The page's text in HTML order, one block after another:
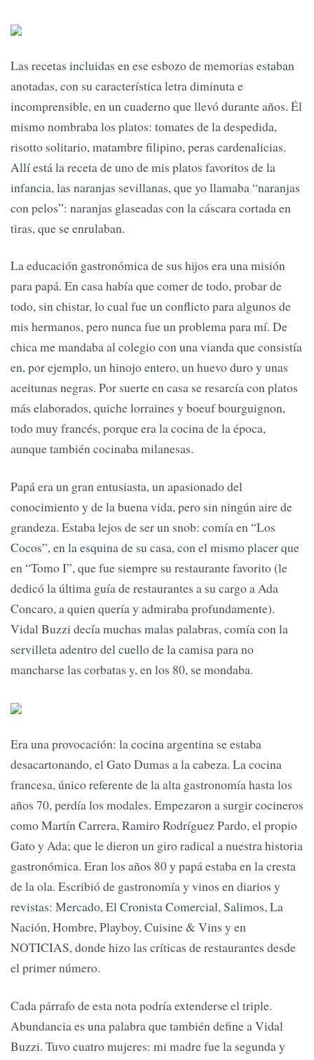
Las recetas incluidas en ese esbozo de memorias estaban
anotadas, con su característica letra diminuta e
incomprensible, en un cuaderno que llevó durante años. Él
mismo nombraba los platos: tomates de la despedida,
risotto solitario, matambre filipino, peras cardenalicias.
Allí está la receta de uno de mis platos favoritos de la
infancia, las naranjas sevillanas, que yo llamaba “naranjas
con pelos”: naranjas glaseadas con la cáscara cortada en
tiras, que se enrulaban.
La educación gastronómica de sus hijos era una misión
para papá. En casa había que comer de todo, probar de
todo, sin chistar, lo cual fue un conflicto para algunos de
mis hermanos, pero nunca fue un problema para mí. De
chica me mandaba al colegio con una vianda que consistía
en, por ejemplo, un hinojo entero, un huevo duro y unas
aceitunas negras. Por suerte en casa se resarcía con platos
más elaborados, quiche lorraines y boeuf bourguignon,
todo muy francés, porque era la cocina de la época,
aunque también cocinaba milanesas.
Papá era un gran entusiasta, un apasionado del
conocimiento y de la buena vida, pero sin ningún aire de
grandeza. Estaba lejos de ser un snob: comía en “Los
Cocos”, en la esquina de su casa, con el mismo placer que
en “Tomo I”, que fue siempre su restaurante favorito (le
dedicó la última guía de restaurantes a su cargo a Ada
Concaro, a quien quería y admiraba profundamente).
Vidal Buzzi decía muchas malas palabras, comía con la
servilleta adentro del cuello de la camisa para no
mancharse las corbatas y, en los 80, se mondaba.
Era una provocación: la cocina argentina se estaba
desacartonando, el Gato Dumas a la cabeza. La cocina
francesa, único referente de la alta gastronomía hasta los
años 70, perdía los modales. Empezaron a surgir cocineros
como Martín Carrera, Ramiro Rodríguez Pardo, el propio
Gato y Ada; que le dieron un giro radical a nuestra historia
gastronómica. Eran los años 80 y papá estaba en la cresta
de la ola. Escribió de gastronomía y vinos en diarios y
revistas: Mercado, El Cronista Comercial, Salimos, La
Nación, Hombre, Playboy, Cuisine & Vins y en
NOTICIAS, donde hizo las críticas de restaurantes desde
el primer número.
Cada párrafo de esta nota podría extenderse el triple.
Abundancia es una palabra que también define a Vidal
Buzzi. Tuvo cuatro mujeres: mi madre fue la segunda y